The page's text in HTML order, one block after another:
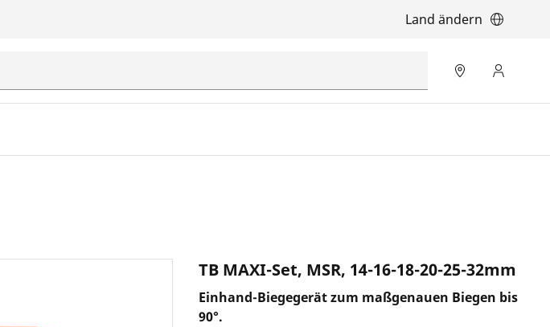
Land ändern
TB MAXI-Set, MSR, 14-16-18-20-25-32mm
Einhand-Biegegerät zum maßgenauen Biegen bis
90°.